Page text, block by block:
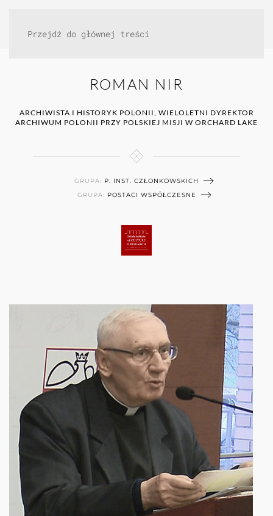
Przejdź do głównej treści
ROMAN NIR
ARCHIWISTA I HISTORYK POLONII, WIELOLETNI DYREKTOR
ARCHIWUM POLONII PRZY POLSKIEJ MISJI W ORCHARD LAKE
GRUPA: P. INST. CZŁONKOWSKICH
GRUPA: POSTACI WSPÓŁCZESNE